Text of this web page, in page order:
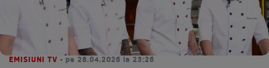
EMISIUNI TV • pe 28.04.2026 la 23:26